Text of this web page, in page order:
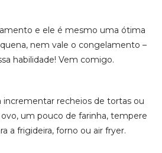
e ele é mesmo uma ótima
nem vale o congelamento –
habilidade! Vem comigo.
incrementar recheios de tortas ou
um pouco de farinha, tempere
a frigideira, forno ou air fryer.